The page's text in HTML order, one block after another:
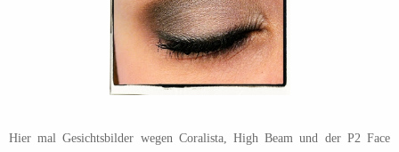
Hier mal Gesichtsbilder wegen Coralista, High Beam und der P2 Face